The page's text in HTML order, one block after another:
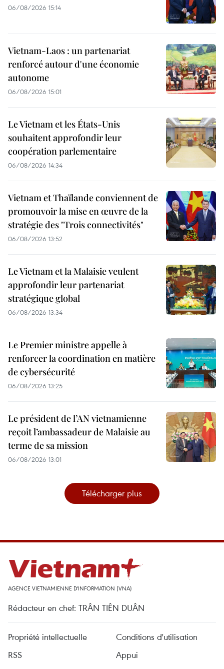
06/08/2026 15:14
Vietnam-Laos : un partenariat
renforcé autour d'une économie
autonome
06/08/2026 15:01
Le Vietnam et les États-Unis
souhaitent approfondir leur
coopération parlementaire
06/08/2026 14:34
Vietnam et Thaïlande conviennent de
promouvoir la mise en œuvre de la
stratégie des "Trois connectivités"
06/08/2026 13:52
Le Vietnam et la Malaisie veulent
approfondir leur partenariat
stratégique global
06/08/2026 13:34
Le Premier ministre appelle à
renforcer la coordination en matière
de cybersécurité
06/08/2026 13:25
Le président de l’AN vietnamienne
reçoit l’ambassadeur de Malaisie au
terme de sa mission
06/08/2026 13:01
Télécharger plus
AGENCE VIETNAMIENNE D'INFORMATION (VNA)
Rédacteur en chef: TRÂN TIÊN DUÂN
Propriété intellectuelle
Conditions d'utilisation
RSS
Appui